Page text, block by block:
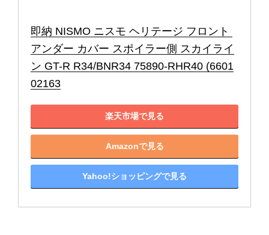
即納 NISMO ニスモ ヘリテージ フロント
アンダー カバー スポイラー側 スカイライ
ン GT-R R34/BNR34 75890-RHR40 (6601
02163
楽天市場で見る
Amazonで見る
Yahoo!ショッピングで見る